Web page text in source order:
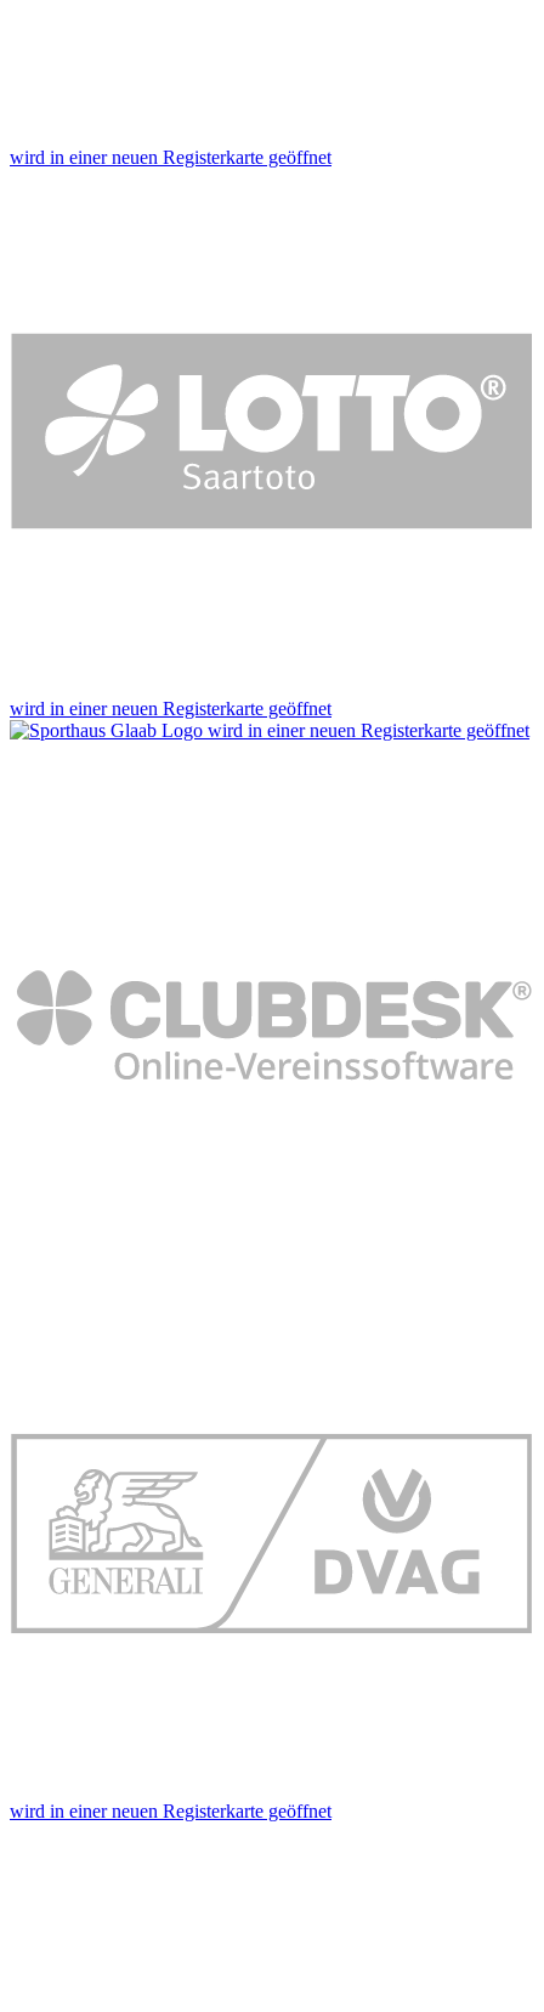
wird in einer neuen Registerkarte geöffnet
wird in einer neuen Registerkarte geöffnet
wird in einer neuen Registerkarte geöffnet
wird in einer neuen Registerkarte geöffnet